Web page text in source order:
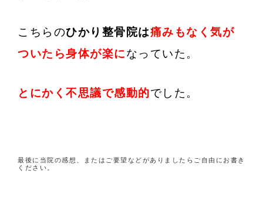
こちらのひかり整骨院は痛みもなく気が
ついたら身体が楽になっていた。
とにかく不思議で感動的でした。
最後に当院の感想、またはご要望などがありましたらご自由にお書き
ください。